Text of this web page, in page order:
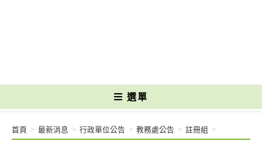
選單
首頁 > 最新消息 > 行政單位公告 > 教務處公告 > 註冊組 >